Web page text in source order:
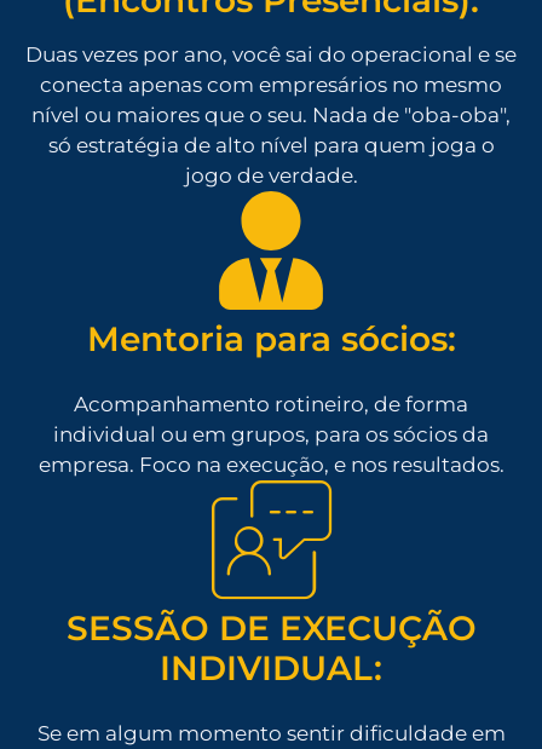
Duas vezes por ano, você sai do operacional e se
conecta apenas com empresários no mesmo
nível ou maiores que o seu. Nada de "oba-oba",
só estratégia de alto nível para quem joga o
jogo de verdade.
Mentoria para sócios:
Acompanhamento rotineiro, de forma
individual ou em grupos, para os sócios da
empresa. Foco na execução, e nos resultados.
SESSÃO DE EXECUÇÃO
INDIVIDUAL:
Se em algum momento sentir dificuldade em